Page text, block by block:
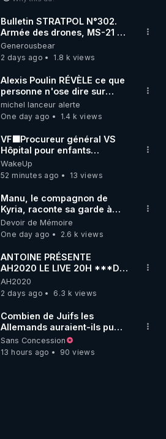
Bulletin STRATPOL N°302.
Armée des drones, MS-21 en
série, missiles coréens.
07.08.2026.
Generousbear
2 days ago
1.8 k views
Alexis Poulin RÉVÈLE ce que
personne n'ose dire sur
l'Union européenne (C'est
explosif)
michel lanceur alerte
One day ago
1.4 k views
VF🟩Procureur général VS
Hôpital pour enfants
concernant opérations de
transition de mineurs-Joc Tr
WakeUp
52 minutes ago
13 views
Manu, le compagnon de
Kyria, raconte sa garde à
vue musclée. PARTAGEZ!
Devoir de Mémoire
One day ago
2.6 k views
ANTOINE PRÉSENTE
AH2020 LE LIVE 20H ***DU
06/08/2026***
AH2020
2 days ago
6.3 k views
Combien de Juifs les
Allemands auraient-ils pu
exterminer?
Sans Concession
13 hours ago
90 views